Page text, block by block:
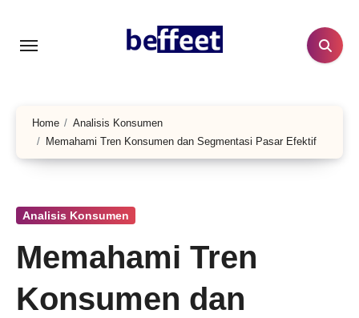
konten
Home
Analisis Konsumen
Memahami Tren Konsumen dan Segmentasi Pasar Efektif
Analisis Konsumen
Memahami Tren
Konsumen dan